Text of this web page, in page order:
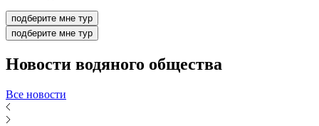
подберите мне тур
подберите мне тур
Новости водяного общества
Все новости